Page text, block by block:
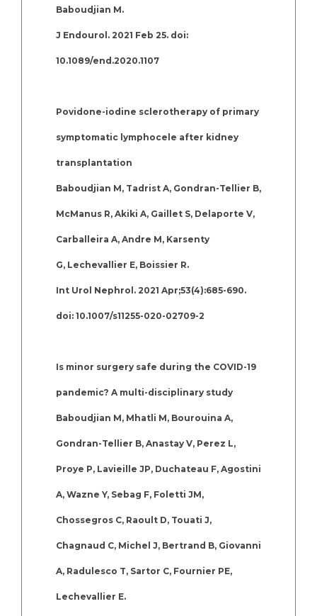
Baboudjian M.
J Endourol. 2021 Feb 25. doi:
10.1089/end.2020.1107
Povidone-iodine sclerotherapy of primary
symptomatic lymphocele after kidney
transplantation
Baboudjian M, Tadrist A, Gondran-Tellier B,
McManus R, Akiki A, Gaillet S, Delaporte V,
Carballeira A, Andre M, Karsenty
G, Lechevallier E, Boissier R.
Int Urol Nephrol. 2021 Apr;53(4):685-690.
doi: 10.1007/s11255-020-02709-2
Is minor surgery safe during the COVID-19
pandemic? A multi-disciplinary study
Baboudjian M, Mhatli M, Bourouina A,
Gondran-Tellier B, Anastay V, Perez L,
Proye P, Lavieille JP, Duchateau F, Agostini
A, Wazne Y, Sebag F, Foletti JM,
Chossegros C, Raoult D, Touati J,
Chagnaud C, Michel J, Bertrand B, Giovanni
A, Radulesco T, Sartor C, Fournier PE,
Lechevallier E.